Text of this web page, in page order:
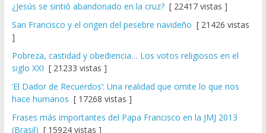
¿Jesús se sintió abandonado en la cruz?[ 22417 vistas ]
San Francisco y el origen del pesebre navideño [ 21426 vistas
]
Pobreza, castidad y obediencia… Los votos religiosos en el
siglo XXI [ 21233 vistas ]
‘El Dador de Recuerdos’: Una realidad que omite lo que nos
hace humanos [ 17268 vistas ]
Frases más importantes del Papa Francisco en la JMJ 2013
(Brasil) [ 15924 vistas ]